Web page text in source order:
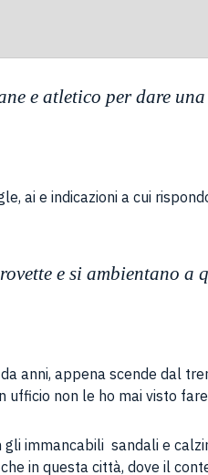
e atletico per dare
ai e indicazioni a cui
e si ambientano a
anni, appena scende dal
ufficio non le ho mai visto
immancabili sandali e
in questa città, dove il